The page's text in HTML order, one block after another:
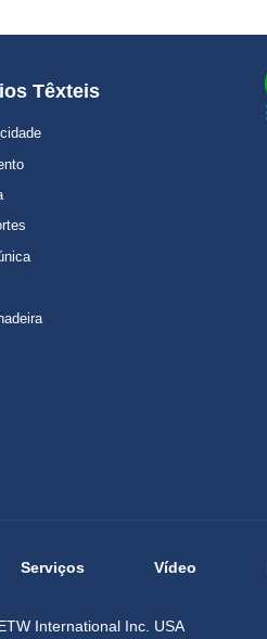
Têxteis
Serviços Vídeo
International Inc. USA